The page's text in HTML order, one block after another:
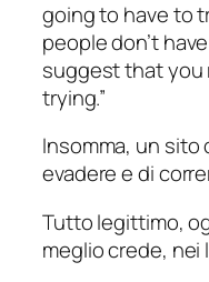
going to have to
people don’t
suggest that you
trying.”
Insomma, un sito
evadere e di
Tutto legittimo,
meglio crede, nei